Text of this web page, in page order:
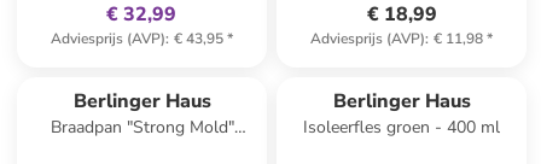
€ 32,99
Adviesprijs (AVP): € 43,95*
€ 18,99
Adviesprijs (AVP): € 11,98*
Berlinger Haus
Braadpan "Strong Mold"
Berlinger Haus
Isoleerfles groen - 400 ml